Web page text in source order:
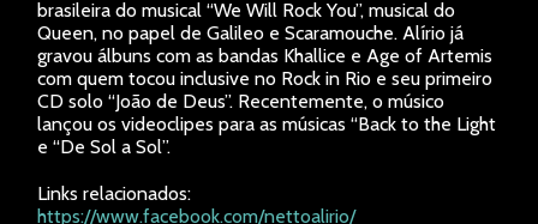
brasileira do musical “We Will Rock You”, musical do
Queen, no papel de Galileo e Scaramouche. Alírio já
gravou álbuns com as bandas Khallice e Age of Artemis
com quem tocou inclusive no Rock in Rio e seu primeiro
CD solo “João de Deus”. Recentemente, o músico
lançou os videoclipes para as músicas “Back to the Light
e “De Sol a Sol”.
Links relacionados:
https://www.facebook.com/nettoalirio/